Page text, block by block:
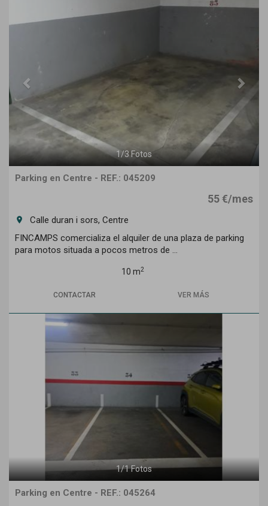
Next
1/3 Fotos
Parking en Centre - REF.: 045209
55 €/mes
room
Calle duran i sors, Centre
FINCAMPS comercializa el alquiler de una plaza de parking
para motos situada a pocos metros de ...
10 m2
CONTACTAR VER MÁS
1/1Fotos
Parking en Centre - REF.: 045264